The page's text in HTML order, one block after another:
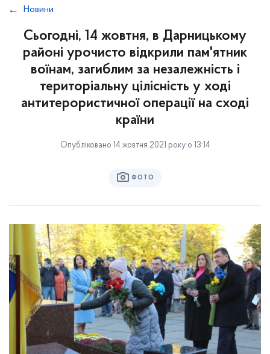
Новини
Сьогодні, 14 жовтня, в Дарницькому
районі урочисто відкрили пам'ятник
воїнам, загиблим за незалежність і
територіальну цілісність у ході
антитерористичної операції на сході
країни
Опубліковано 14 жовтня 2021 року о 13:14
ФОТО